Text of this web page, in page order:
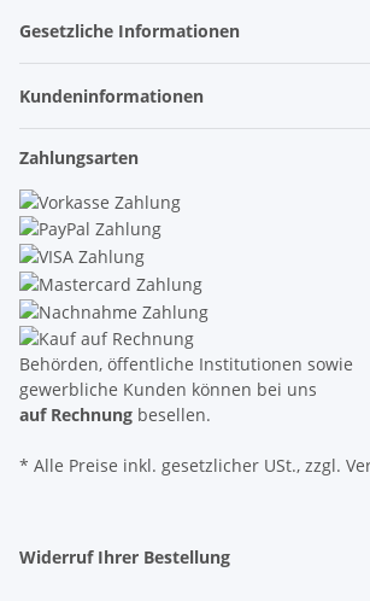
Gesetzliche Informationen
Kundeninformationen
Zahlungsarten
Behörden, öffentliche Institutionen sowie
gewerbliche Kunden können bei uns
auf Rechnung besellen.
* Alle Preise inkl. gesetzlicher USt., zzgl.
Widerruf Ihrer Bestellung